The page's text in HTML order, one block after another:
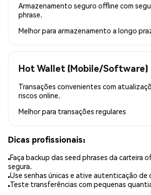
Armazenamento seguro offline com
phrase.
Melhor para armazenamento a longo
Hot Wallet (Mobile/Software)
Transações convenientes com
riscos online.
Melhor para transações regulares
Dicas profissionais:
Faça backup das seed phrases da carteira
segura.
Use senhas únicas e ative autenticação de
Teste transferências com pequenas